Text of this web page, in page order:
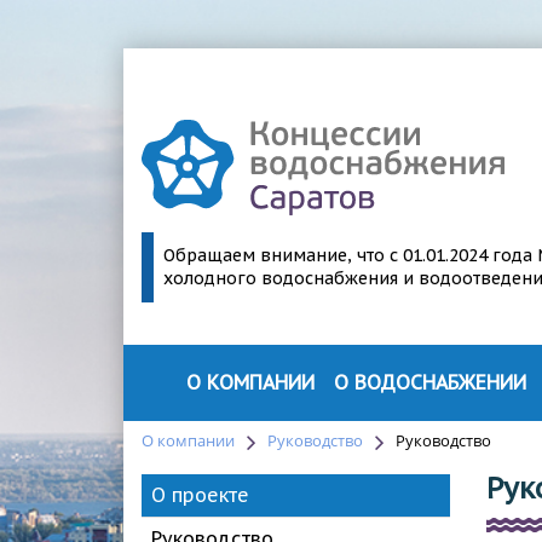
Обращаем внимание, что с 01.01.2024
холодного водоснабжения и
О КОМПАНИИ
О ПРОЕКТЕ
ПАРТНЕРЫ
О ВОДОСНАБЖЕНИИ
О ВОДОСНАБЖЕНИИ
ПЕРСПЕКТИВЫ
О компании Руководство Руководство
О проекте